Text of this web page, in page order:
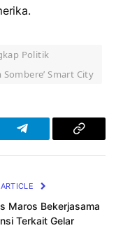
Politik
Smart City
Telegram
Copy
Maros Bekerjasama
Terkait Gelar